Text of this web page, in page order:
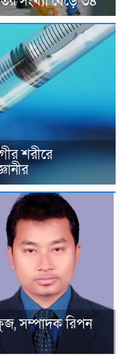
শরীরে
সম্পাদক রিপন